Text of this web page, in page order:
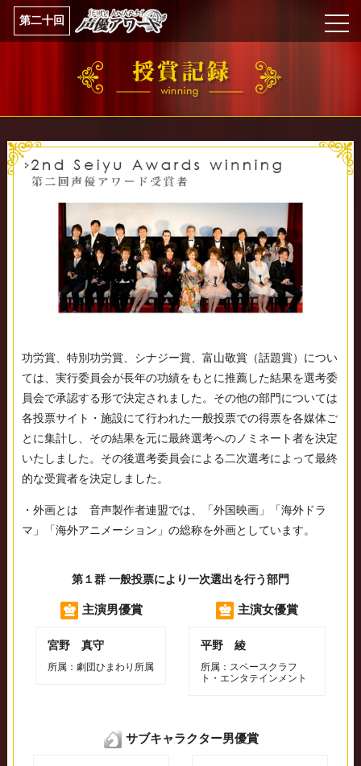
第二十回
功労賞、特別功労賞、シナジー賞、富山敬賞（話題賞）につい
ては、実行委員会が長年の功績をもとに推薦した結果を選考委
員会で承認する形で決定されました。その他の部門については
各投票サイト・施設にて行われた一般投票での得票を各媒体ご
とに集計し、その結果を元に最終選考へのノミネート者を決定
いたしました。その後選考委員会による二次選考によって最終
的な受賞者を決定しました。
・外画とは 音声製作者連盟では、「外国映画」「海外ドラ
マ」「海外アニメーション」の総称を外画としています。
第１群 一般投票により一次選出を行う部門
主演男優賞
宮野 真守
所属：劇団ひまわり所属
主演女優賞
平野 綾
所属：スペースクラフ
ト・エンタテインメント
サブキャラクター男優賞